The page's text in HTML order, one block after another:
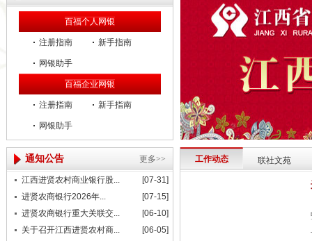
百福个人网银
注册指南 新手指南
网银助手
百福企业网银
注册指南 新手指南
网银助手
通知公告 更多>>
江西进贤农村商业银行股...
[07-31]
进贤农商银行2026年...
[07-15]
进贤农商银行重大关联交...
[06-10]
关于召开江西进贤农村商...
[06-05]
工作动态 联社文苑